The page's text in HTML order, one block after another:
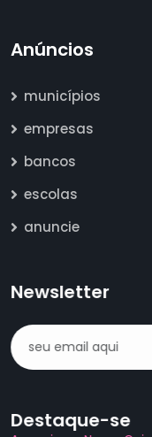
Anúncios
municípios
empresas
bancos
escolas
anuncie
Newsletter
Destaque-se